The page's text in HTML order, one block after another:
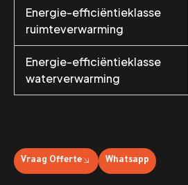
Energie-efficiëntieklasse
ruimteverwarming
Energie-efficiëntieklasse
waterverwarming
Vraag Offerte Whatsapp